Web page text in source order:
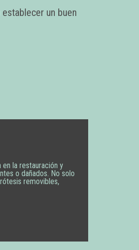
un buen
la restauración y
o dañados. No solo
removibles,